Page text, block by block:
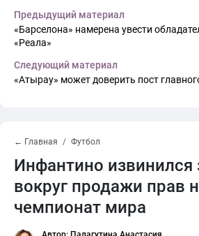
Предыдущий материал
«Барселона» намерена увести
«Реала»
Следующий материал
«Атырау» может доверить пост
← Главная Футбол
Инфантино извинился
вокруг продажи прав
чемпионат мира